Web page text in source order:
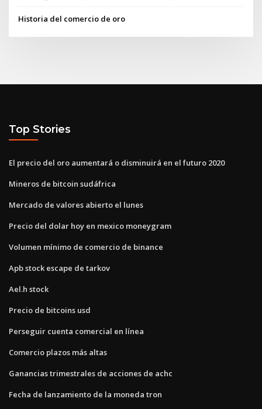
Historia del comercio de oro
Top Stories
El precio del oro aumentará o disminuirá en el futuro 2020
Mineros de bitcoin sudáfrica
Mercado de valores abierto el lunes
Precio del dolar hoy en mexico moneygram
Volumen mínimo de comercio de binance
Apb stock escape de tarkov
Ael.h stock
Precio de bitcoins usd
Perseguir cuenta comercial en línea
Comercio plazos más altas
Ganancias trimestrales de acciones de achc
Fecha de lanzamiento de la moneda tron